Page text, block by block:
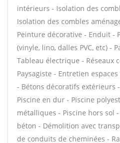
intérieurs - Isolation des
Isolation des combles
Peinture décorative - Enduit -
(vinyle, lino, dalles PVC, etc) -
Tableau électrique - Réseaux
Paysagiste - Entretien
- Bétons décoratifs extérieurs
Piscine en dur - Piscine
métalliques - Piscine hors sol
béton - Démolition avec
de conduits de cheminées -